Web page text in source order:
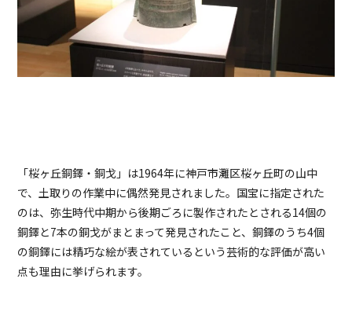
「桜ヶ丘銅鐸・銅戈」は1964年に神戸市灘区桜ヶ丘町の山中
で、土取りの作業中に偶然発見されました。国宝に指定された
のは、弥生時代中期から後期ごろに製作されたとされる14個の
銅鐸と7本の銅戈がまとまって発見されたこと、銅鐸のうち4個
の銅鐸には精巧な絵が表されているという芸術的な評価が高い
点も理由に挙げられます。